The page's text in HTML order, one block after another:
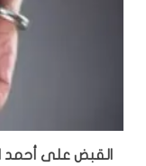
القبض على أحمد